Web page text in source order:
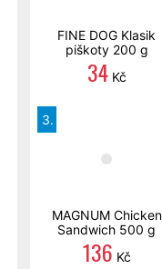
FINE DOG Klasik
piškoty 200 g
34Kč
3.
MAGNUM Chicken
Sandwich 500 g
136 Kč